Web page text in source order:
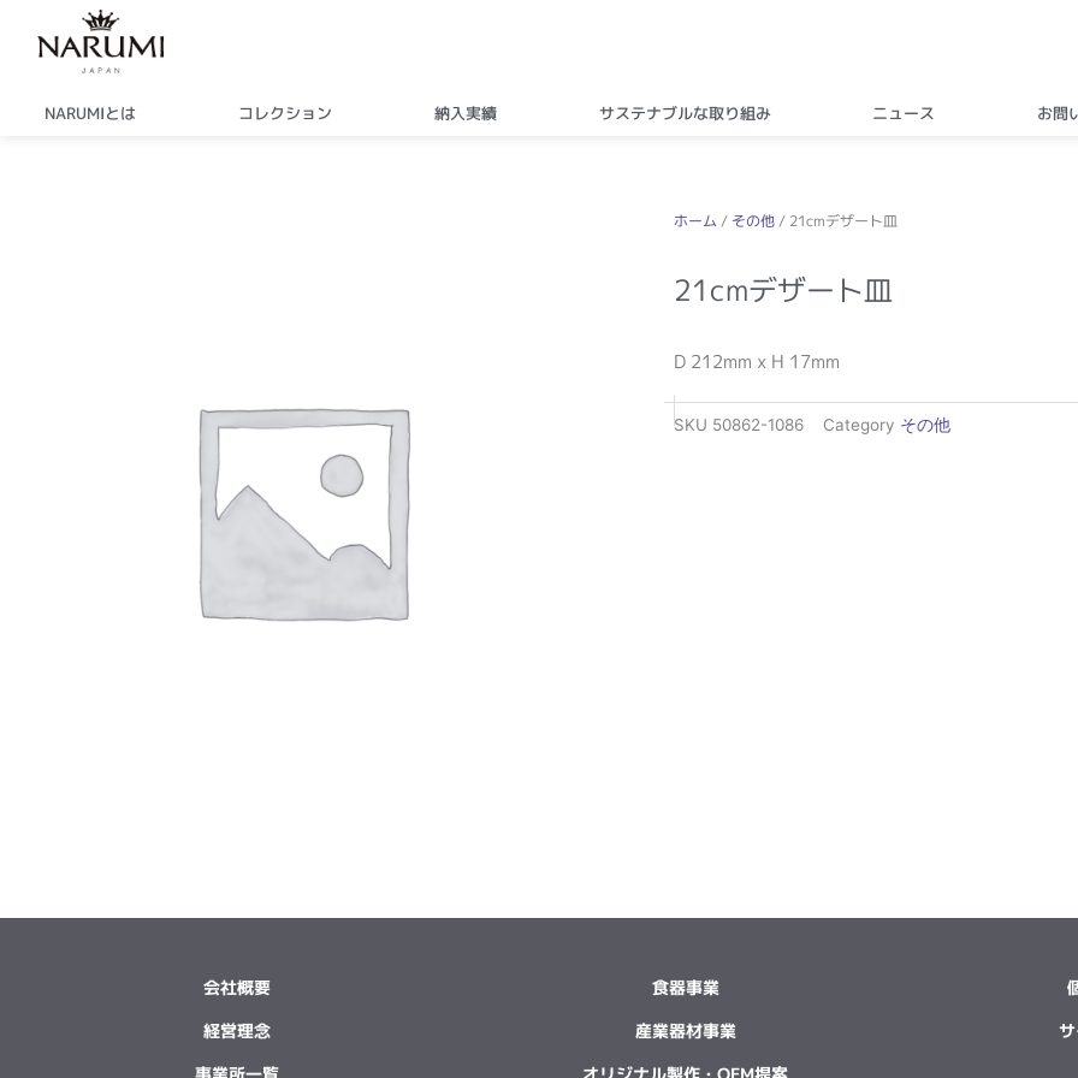
NARUMIとは コレクション 納入実績 サステナブルな取り組み ニュース お問
ホーム / その他 / 21cmデザート皿
21cmデザート皿
D 212mm x H 17mm
SKU 50862-1086 Category その他
会社概要
経営理念
事業所一覧
食器事業
産業器材事業
オリジナル製作・OEM提案